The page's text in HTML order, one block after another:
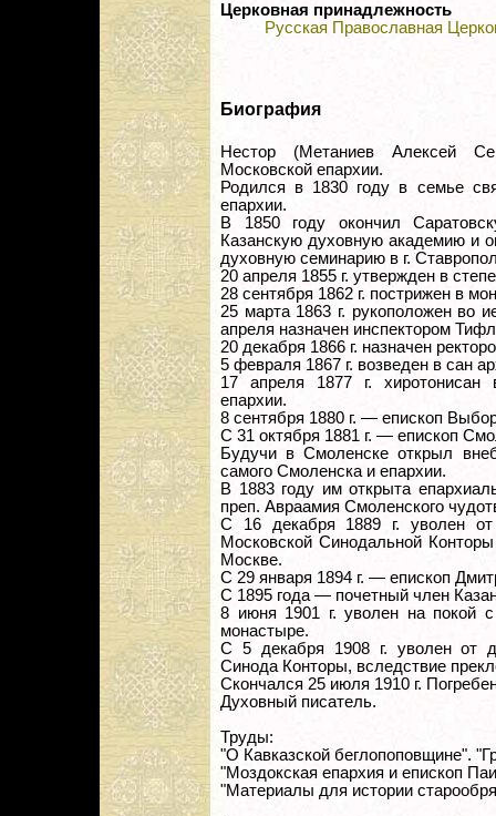
Церковная принадлежность
Русская Православная
Биография
Нестор (Метаниев Алексей
Московской епархии.
Родился в 1830 году в семье
епархии.
В 1850 году окончил
Казанскую духовную академию и
духовную семинарию в г.
20 апреля 1855 г. утвержден в
28 сентября 1862 г. пострижен в
25 марта 1863 г. рукоположен во
апреля назначен инспектором
20 декабря 1866 г. назначен
5 февраля 1867 г. возведен в сан
17 апреля 1877 г. хиротонисан
епархии.
8 сентября 1880 г. — епископ
С 31 октября 1881 г. — епископ
Будучи в Смоленске открыл
самого Смоленска и епархии.
В 1883 году им открыта
преп. Авраамия Смоленского
С 16 декабря 1889 г. уволен от
Московской Синодальной
Москве.
С 29 января 1894 г. — епископ
С 1895 года — почетный член
8 июня 1901 г. уволен на покой
монастыре.
С 5 декабря 1908 г. уволен от
Синода Конторы, вследствие
Скончался 25 июля 1910 г.
Духовный писатель.
Труды:
"О Кавказской беглопоповщине".
"Моздокская епархия и епископ
"Материалы для истории